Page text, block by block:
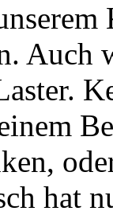
Auch
hat